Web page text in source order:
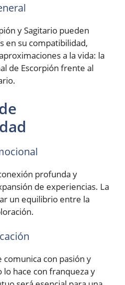
y Sagitario pueden
en su compatibilidad,
a la vida: la
de Escorpión frente al
profunda y
de experiencias. La
un equilibrio entre la
comunica con pasión y
hace con franqueza y